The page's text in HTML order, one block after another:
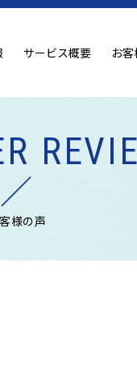
サービス概要 お
様の声